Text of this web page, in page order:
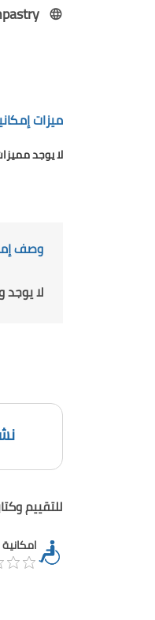
ميزات
لا يوجد
وصف
لا
للتقييم